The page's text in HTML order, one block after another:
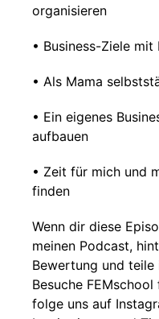
organisieren
• Business-Ziele
• Als Mama
• Ein eigenes
aufbauen
• Zeit für mich und
finden
Wenn dir diese
meinen Podcast,
Bewertung und teile
Besuche
folge uns auf